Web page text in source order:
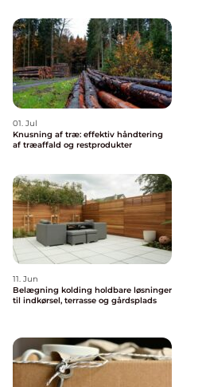
01. Jul
Knusning af træ: effektiv håndtering
af træaffald og restprodukter
11. Jun
Belægning kolding holdbare løsninger
til indkørsel, terrasse og gårdsplads